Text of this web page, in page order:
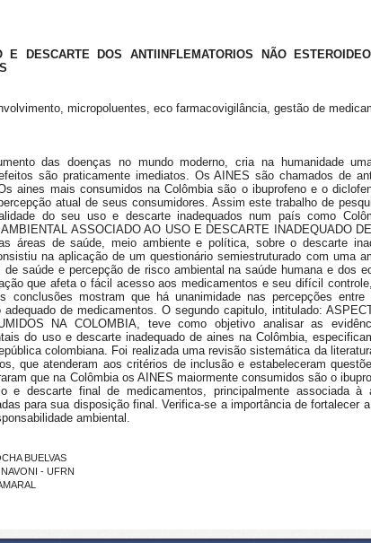
DESCARTE DOS ANTIINFLEMATORIOS NÃO
micropoluentes, eco farmacovigilância, gestão de
das doenças no mundo moderno, cria na humanidade
são praticamente imediatos. Os AINES são chamados de
aines mais consumidos na Colômbia são o ibuprofeno e o
atual de seus consumidores. Assim este trabalho de
do seu uso e descarte inadequados num país como
ASSOCIADO AO USO E DESCARTE INADEQUADO
áreas de saúde, meio ambiente e política, sobre o descarte
na aplicação de um questionário semiestruturado com uma
saúde e percepção de risco ambiental na saúde humana e dos
que afeta o fácil acesso aos medicamentos e seu difícil
conclusões mostram que há unanimidade nas percepções
adequado de medicamentos. O segundo capitulo, intitulado:
NA COLOMBIA, teve como objetivo analisar as
do uso e descarte inadequado de aines na Colômbia,
colombiana. Foi realizada uma revisão sistemática da
que atenderam aos critérios de inclusão e estabeleceram
que na Colômbia os AINES maiormente consumidos são o
e descarte final de medicamentos, principalmente associada
para sua disposição final. Verifica-se a importância de fortalecer
ambiental.
BUELVAS
- UFRN